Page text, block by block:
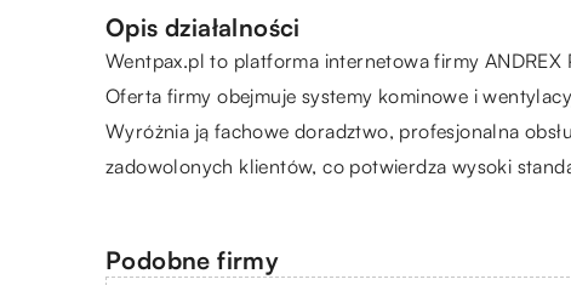
Opis działalności
Wentpax.pl to platforma internetowa firmy ANDREX
Oferta firmy obejmuje systemy kominowe i
Wyróżnia ją fachowe doradztwo, profesjonalna
zadowolonych klientów, co potwierdza wysoki
Podobne firmy